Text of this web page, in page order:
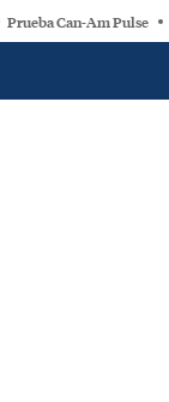
Prueba Can-Am Pulse